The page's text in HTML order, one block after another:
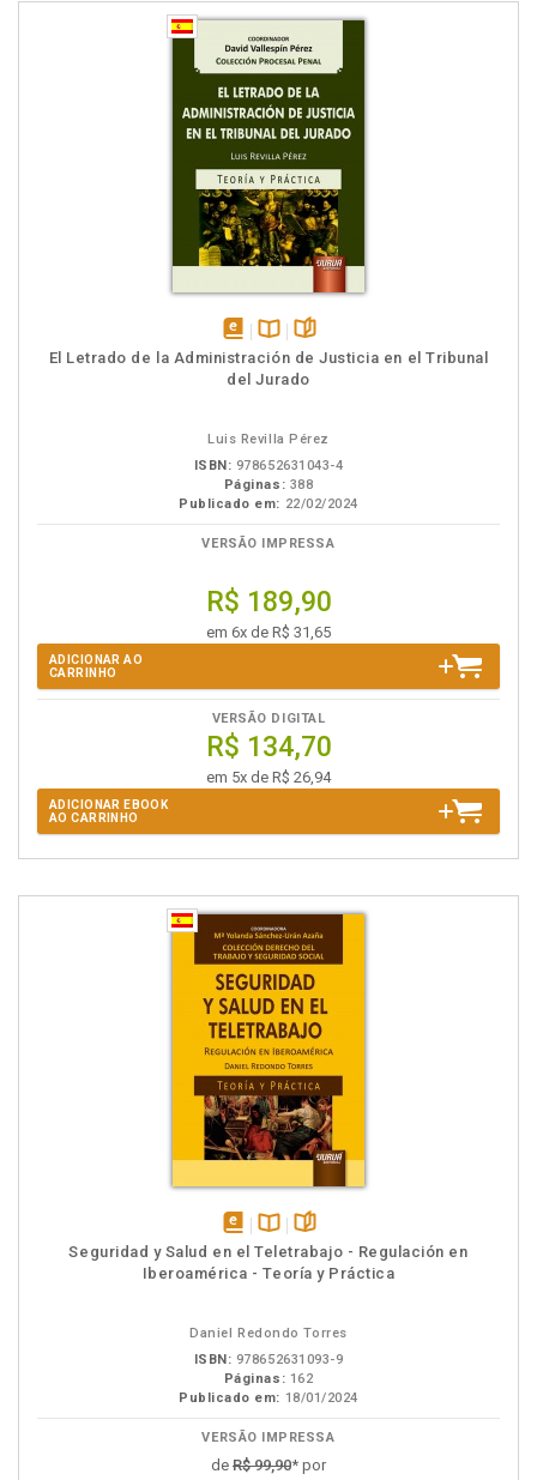
disponível
em
Disponível
na
páginas
El Letrado de la Administración de Justicia en el Tribunal
del Jurado
Luis Revilla Pérez
ISBN: 978652631043-4
Páginas: 388
Publicado em: 22/02/2024
VERSÃO IMPRESSA
R$ 189,90
em 6x de R$ 31,65
ADICIONAR AO
CARRINHO
VERSÃO DIGITAL
R$ 134,70
em 5x de R$ 26,94
ADICIONAR EBOOK
AO CARRINHO
disponível
em
Disponível
na
páginas
Seguridad y Salud en el Teletrabajo - Regulación en
Iberoamérica - Teoría y Práctica
Daniel Redondo Torres
ISBN: 978652631093-9
Páginas: 162
Publicado em: 18/01/2024
VERSÃO IMPRESSA
de R$ 99,90* por